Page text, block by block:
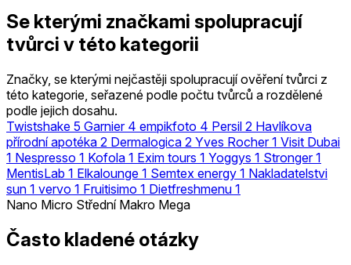
Se kterými značkami spolupracují
tvůrci v této kategorii
Značky, se kterými nejčastěji spolupracují ověření tvůrci z
této kategorie, seřazené podle počtu tvůrců a rozdělené
podle jejich dosahu.
Twistshake 5 Garnier 4 empikfoto 4 Persil 2 Havlíkova
přírodní apotéka 2 Dermalogica 2 Yves Rocher 1 Visit Dubai
1 Nespresso 1 Kofola 1 Exim tours 1 Yoggys 1 Stronger 1
MentisLab 1 Elkalounge 1 Semtex energy 1 Nakladatelstvi
sun 1 vervo 1 Fruitisimo 1 Dietfreshmenu 1
Nano Micro Střední Makro Mega
Často kladené otázky